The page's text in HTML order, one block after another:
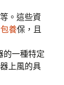
。這些資
養保，且
的一種特定
上風的具